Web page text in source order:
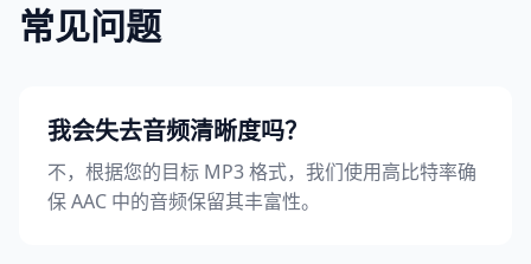
常见问题
我会失去音频清晰度吗？
不，根据您的目标 MP3 格式，我们使用高比特率确
保 AAC 中的音频保留其丰富性。